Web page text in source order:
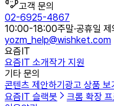
고객 문의
02-6925-4867
10:00-18:00주말·공휴일 제
yozm_help@wishket.com
요즘IT
요즘IT 소개작가 지원
기타 문의
콘텐츠 제안하기 광고 상품 보
요즘IT 슬랙봇
크롬 확장